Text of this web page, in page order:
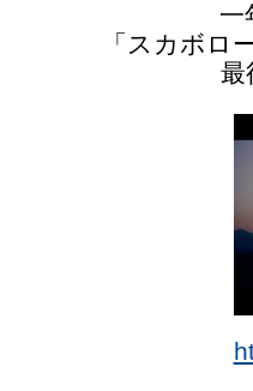
一
「スカボロ
最